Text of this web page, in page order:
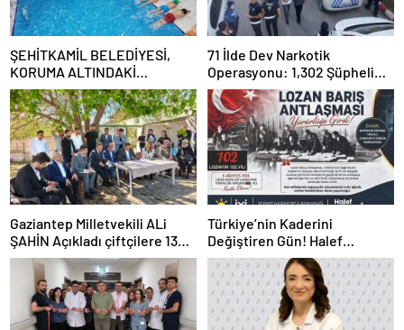
ŞEHİTKAMİL BELEDİYESİ,
KORUMA ALTINDAKİ
ÇOCUKLARI SPORLA
BULUŞTURUYOR
71 İlde Dev Narkotik
Operasyonu: 1,302 Şüpheli
Yakalandı, 844 Tutuklama
Gaziantep Milletvekili ALi
ŞAHİN Açıkladı çiftçilere 132
Milyon TL acil destek!
Türkiye’nin Kaderini
Değiştiren Gün! Halef
Bilgiç’ten Lozan’ın Yıl
Dönümünde Anlamlı Mesaj!